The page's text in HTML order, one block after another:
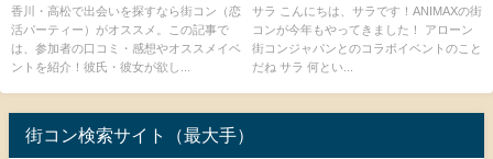
動くとき】
香川・高松で出会いを探すなら街コン（恋
活パーティー）がオススメ。この記事で
は、参加者の口コミ・感想やオススメイベ
ントを紹介！彼氏・彼女が欲し...
に？
サラ こんにちは、サラです！ANIMAXの街
コンが今年もやってきました！ アローン
街コンジャパンとのコラボイベントのこと
だね サラ 何とい...
街コン検索サイト（最大手）